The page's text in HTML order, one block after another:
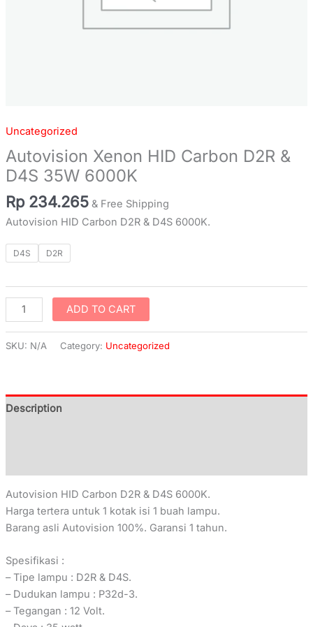
Uncategorized
Autovision Xenon HID Carbon D2R &
D4S 35W 6000K
Rp 234.265 & Free Shipping
Autovision HID Carbon D2R & D4S 6000K.
D4S D2R
ADD TO CART
SKU: N/A Category: Uncategorized
Description
Autovision HID Carbon D2R & D4S 6000K.
Harga tertera untuk 1 kotak isi 1 buah lampu.
Barang asli Autovision 100%. Garansi 1 tahun.
Spesifikasi :
– Tipe lampu : D2R & D4S.
– Dudukan lampu : P32d-3.
– Tegangan : 12 Volt.